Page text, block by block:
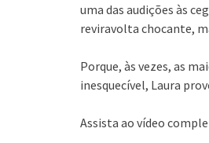
uma das audições às
reviravolta chocante,
Porque, às vezes, as
inesquecível, Laura
Assista ao vídeo